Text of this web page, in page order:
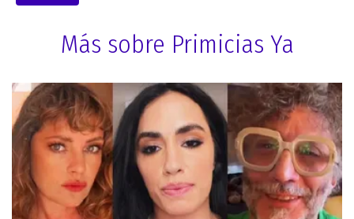
Más sobre Primicias Ya